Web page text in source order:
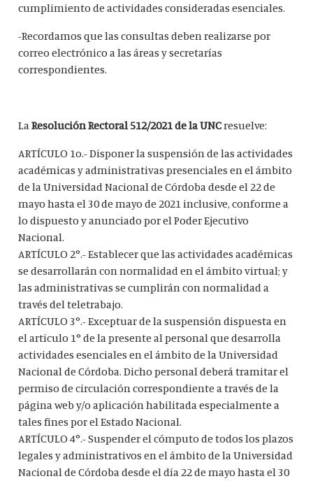
cumplimiento de actividades consideradas esenciales.
-Recordamos que las consultas deben realizarse por
correo electrónico a las áreas y secretarías
correspondientes.
LaResolución Rectoral 512/2021 de la UNCresuelve:
ARTÍCULO 1o.- Disponer la suspensión de las actividades
académicas y administrativas presenciales en el ámbito
de la Universidad Nacional de Córdoba desde el 22 de
mayo hasta el 30 de mayo de 2021 inclusive, conforme a
lo dispuesto y anunciado por el Poder Ejecutivo
Nacional.
ARTÍCULO 2°.- Establecer que las actividades académicas
se desarrollarán con normalidad en el ámbito virtual; y
las administrativas se cumplirán con normalidad a
través del teletrabajo.
ARTÍCULO 3°.- Exceptuar de la suspensión dispuesta en
el artículo 1° de la presente al personal que desarrolla
actividades esenciales en el ámbito de la Universidad
Nacional de Córdoba. Dicho personal deberá tramitar el
permiso de circulación correspondiente a través de la
página web y/o aplicación habilitada especialmente a
tales fines por el Estado Nacional.
ARTÍCULO 4°.- Suspender el cómputo de todos los plazos
legales y administrativos en el ámbito de la Universidad
Nacional de Córdoba desde el día 22 de mayo hasta el 30